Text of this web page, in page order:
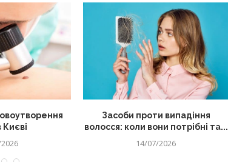
Києві
Засоби проти випадіння
волосся: коли вони потрібні та...
14/07/2026